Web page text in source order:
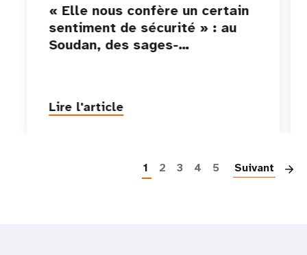
« Elle nous confère un certain
sentiment de sécurité » : au
Soudan, des sages-…
Lire l'article
1 2 3 4 5 Suivant